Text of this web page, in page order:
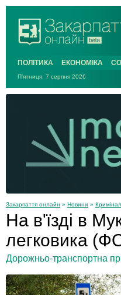
ПОЛІТИКА ЕКОНОМІКА
П'ятниця, 7 серпня 2026
Закарпаття онлайн » Новини » Кримінал
На в'їзді в
легковика
Дорожньо-транспортна